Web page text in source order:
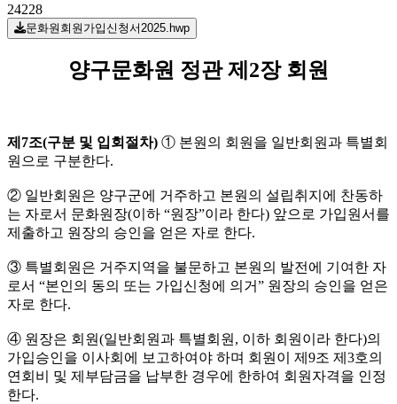
24228
문화원회원가입신청서2025.hwp
양구문화원 정관 제2장 회원
제 7조(구분 및 입회절차) ① 본원의 회원을 일반회원과 특별회
원으로 구분한다.
② 일반회원은 양구군에 거주하고 본원의 설립취지에 찬동하
는 자로서 문화원장(이하 “원장”이라 한다) 앞으로 가입원서를
제출하고 원장의 승인을 얻은 자로 한다.
③ 특별회원은 거주지역을 불문하고 본원의 발전에 기여한 자
로서 “본인의 동의 또는 가입신청에 의거” 원장의 승인을 얻은
자로 한다.
④ 원장은 회원(일반회원과 특별회원, 이하 회원이라 한다)의
가입승인을 이사회에 보고하여야 하며 회원이 제9조 제3호의
연회비 및 제부담금을 납부한 경우에 한하여 회원자격을 인정
한다.